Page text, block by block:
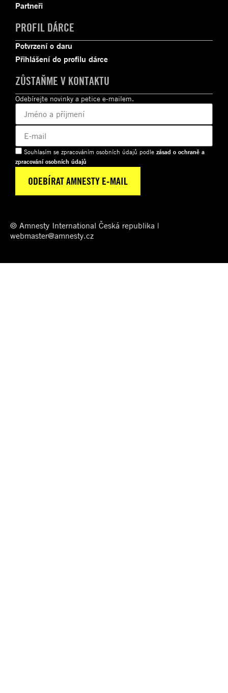
Partneři
PROFIL DÁRCE
Potvrzení o daru
Přihlášení do profilu dárce
ZŮSTAŇME V KONTAKTU
Odebírejte novinky a petice e-mailem.
Souhlasím se zpracováním osobních údajů podle zásad o ochraně a
zpracování osobních údajů
© Amnesty International Česká republika |
webmaster@amnesty.cz